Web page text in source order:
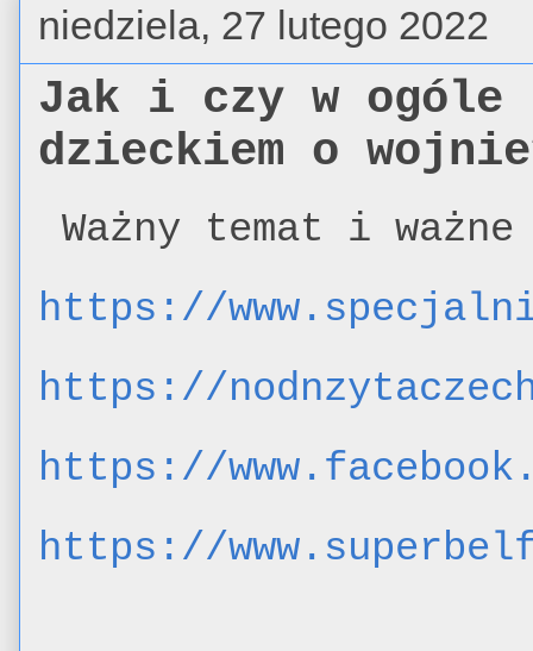
niedziela, 27 lutego 2022
Jak i czy w ogóle
dzieckiem o
Ważny temat i
https://
https://
https://
https://